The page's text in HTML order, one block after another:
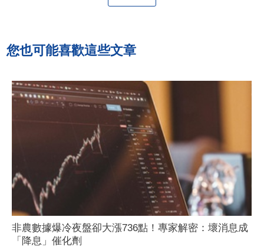
您也可能喜歡這些文章
非農數據爆冷夜盤卻大漲736點！專家解密：壞消息成
「降息」催化劑